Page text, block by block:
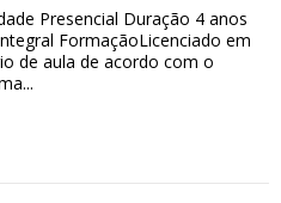
Presencial Duração 4 anos
FormaçãoLicenciado em
de aula de acordo com o